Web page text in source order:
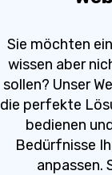
Sie möchten
wissen aber
sollen? Unser
die perfekte
bedienen
Bedürfnisse
anpassen.